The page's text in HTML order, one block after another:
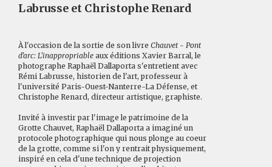
Labrusse et Christophe Renard
À l'occasion de la sortie de son livre Chauvet - Pont
d'arc: L'inappropriable aux éditions Xavier Barral, le
photographe Raphaël Dallaporta s'entretient avec
Rémi Labrusse, historien de l'art, professeur à
l'université Paris-Ouest-Nanterre-La Défense, et
Christophe Renard, directeur artistique, graphiste.
Invité à investir par l'image le patrimoine de la
Grotte Chauvet, Raphaël Dallaporta a imaginé un
protocole photographique qui nous plonge au coeur
de la grotte, comme si l'on y rentrait physiquement,
inspiré en cela d'une technique de projection